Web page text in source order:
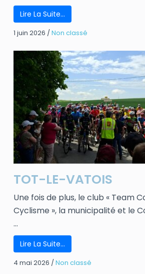
Lire La Suite…
1 juin 2026 /Non classé
TOT-LE-VATOIS
Une fois de plus, le club « Team
Cyclisme », la municipalité et le
...
Lire La Suite…
4 mai 2026 /Non classé